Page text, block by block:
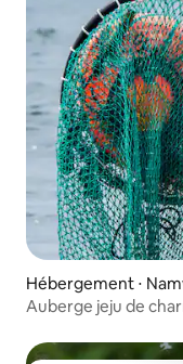
Hébergement ⋅
Auberge jeju de